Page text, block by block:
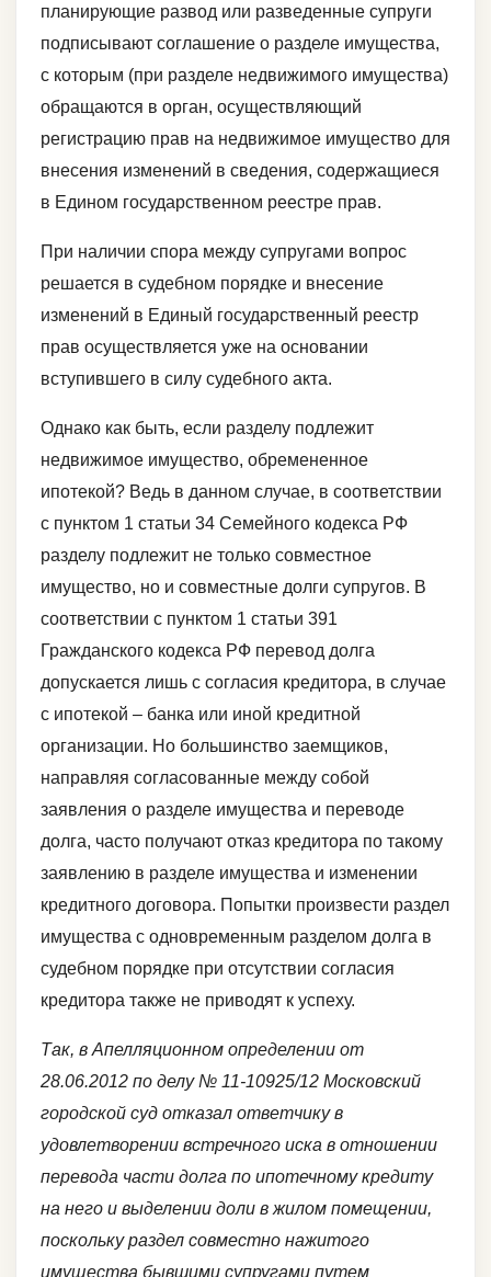
планирующие развод или разведенные супруги
подписывают соглашение о разделе имущества,
с которым (при разделе недвижимого имущества)
обращаются в орган, осуществляющий
регистрацию прав на недвижимое имущество для
внесения изменений в сведения, содержащиеся
в Едином государственном реестре прав.
При наличии спора между супругами вопрос
решается в судебном порядке и внесение
изменений в Единый государственный реестр
прав осуществляется уже на основании
вступившего в силу судебного акта.
Однако как быть, если разделу подлежит
недвижимое имущество, обремененное
ипотекой? Ведь в данном случае, в соответствии
с пунктом 1 статьи 34 Семейного кодекса РФ
разделу подлежит не только совместное
имущество, но и совместные долги супругов. В
соответствии с пунктом 1 статьи 391
Гражданского кодекса РФ перевод долга
допускается лишь с согласия кредитора, в случае
с ипотекой – банка или иной кредитной
организации. Но большинство заемщиков,
направляя согласованные между собой
заявления о разделе имущества и переводе
долга, часто получают отказ кредитора по такому
заявлению в разделе имущества и изменении
кредитного договора. Попытки произвести раздел
имущества с одновременным разделом долга в
судебном порядке при отсутствии согласия
кредитора также не приводят к успеху.
Так, в Апелляционном определении от
28.06.2012 по делу № 11-10925/12 Московский
городской суд отказал ответчику в
удовлетворении встречного иска в отношении
перевода части долга по ипотечному кредиту
на него и выделении доли в жилом помещении,
поскольку раздел совместно нажитого
имущества бывшими супругами путем